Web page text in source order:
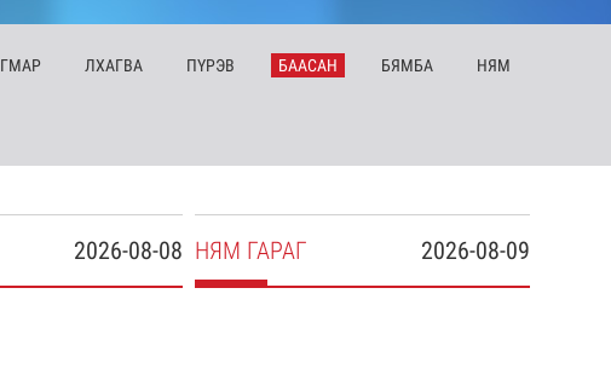
ГМАР ЛХАГВА ПҮРЭВ БААСАН БЯМБА НЯМ
2026-08-08 2026-08-09
НЯМ ГАРАГ